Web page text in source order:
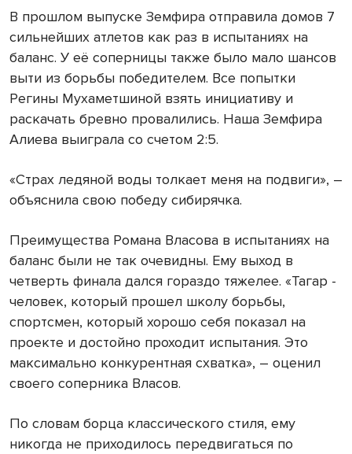
В прошлом выпуске Земфира отправила домов 7
сильнейших атлетов как раз в испытаниях на
баланс. У её соперницы также было мало шансов
выти из борьбы победителем. Все попытки
Регины Мухаметшиной взять инициативу и
раскачать бревно провалились. Наша Земфира
Алиева выиграла со счетом 2:5.
«Страх ледяной воды толкает меня на подвиги», –
объяснила свою победу сибирячка.
Преимущества Романа Власова в испытаниях на
баланс были не так очевидны. Ему выход в
четверть финала дался гораздо тяжелее. «Тагар -
человек, который прошел школу борьбы,
спортсмен, который хорошо себя показал на
проекте и достойно проходит испытания. Это
максимально конкурентная схватка», – оценил
своего соперника Власов.
По словам борца классического стиля, ему
никогда не приходилось передвигаться по